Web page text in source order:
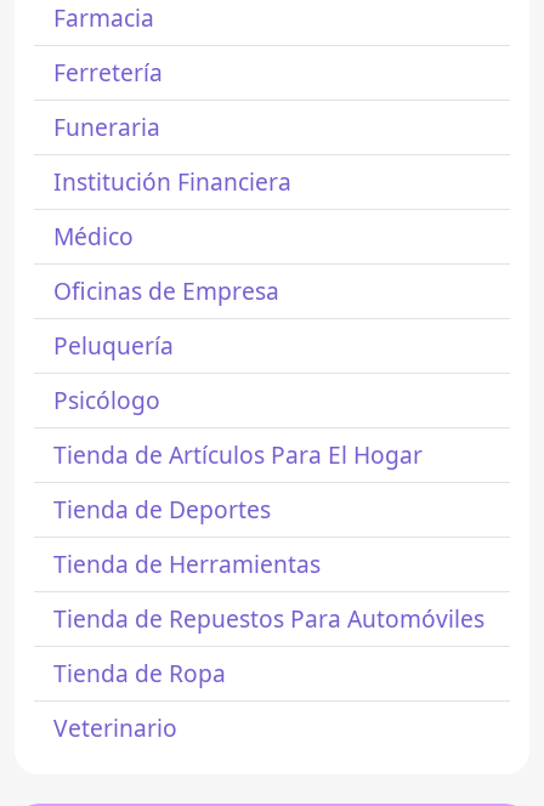
Farmacia
Ferretería
Funeraria
Institución Financiera
Médico
Oficinas de Empresa
Peluquería
Psicólogo
Tienda de Artículos Para El Hogar
Tienda de Deportes
Tienda de Herramientas
Tienda de Repuestos Para Automóviles
Tienda de Ropa
Veterinario